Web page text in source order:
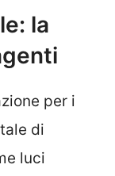
la
per i
di
luci